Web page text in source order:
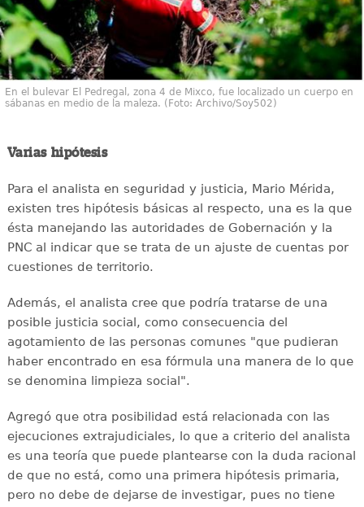
En el bulevar El Pedregal, zona 4 de Mixco, fue localizado un cuerpo en
sábanas en medio de la maleza. (Foto: Archivo/Soy502)
Varias hipótesis
Para el analista en seguridad y justicia, Mario Mérida,
existen tres hipótesis básicas al respecto, una es la que
ésta manejando las autoridades de Gobernación y la
PNC al indicar que se trata de un ajuste de cuentas por
cuestiones de territorio.
Además, el analista cree que podría tratarse de una
posible justicia social, como consecuencia del
agotamiento de las personas comunes "que pudieran
haber encontrado en esa fórmula una manera de lo que
se denomina limpieza social".
Agregó que otra posibilidad está relacionada con las
ejecuciones extrajudiciales, lo que a criterio del analista
es una teoría que puede plantearse con la duda racional
de que no está, como una primera hipótesis primaria,
pero no debe de dejarse de investigar, pues no tiene